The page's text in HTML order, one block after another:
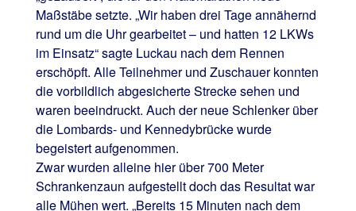
Maßstäbe setzte. „Wir haben drei Tage annähernd
rund um die Uhr gearbeitet – und hatten 12 LKWs
im Einsatz“ sagte Luckau nach dem Rennen
erschöpft. Alle Teilnehmer und Zuschauer konnten
die vorbildlich abgesicherte Strecke sehen und
waren beeindruckt. Auch der neue Schlenker über
die Lombards- und Kennedybrücke wurde
begeistert aufgenommen.
Zwar wurden alleine hier über 700 Meter
Schrankenzaun aufgestellt doch das Resultat war
alle Mühen wert. „Bereits 15 Minuten nach dem